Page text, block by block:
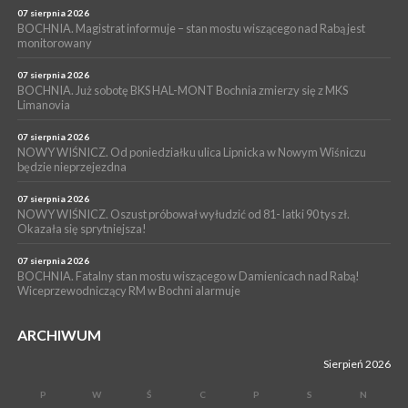
Z BOCHNI NA JASNĄ GÓRĘ. Drugi dzień wędrówki [ZDJĘCIA]
WYDARZENIA
NASZ NEWS. Powstał Komitet Ochrony Ładu
Przestrzennego Miasta Bochnia. To odpowiedź na działania
magistratu
07 sierpnia 2026
BOCHNIA. Magistrat informuje – stan mostu wiszącego nad Rabą jest
monitorowany
07 sierpnia 2026
BOCHNIA. Już sobotę BKS HAL-MONT Bochnia zmierzy się z MKS
Limanovia
07 sierpnia 2026
NOWY WIŚNICZ. Od poniedziałku ulica Lipnicka w Nowym Wiśniczu
będzie nieprzejezdna
07 sierpnia 2026
NOWY WIŚNICZ. Oszust próbował wyłudzić od 81- latki 90 tys zł.
Okazała się sprytniejsza!
07 sierpnia 2026
BOCHNIA. Fatalny stan mostu wiszącego w Damienicach nad Rabą!
Wiceprzewodniczący RM w Bochni alarmuje
ARCHIWUM
Sierpień 2026
P W Ś C P S N